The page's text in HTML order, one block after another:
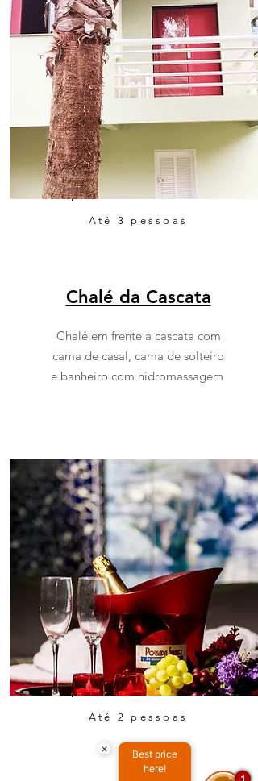
Até 3 pessoas
Chalé da Cascata
Chalé em frente a cascata com
cama de casal, cama de solteiro
e banheiro com hidromassagem
Até 2 pessoas
×
Best price
here!